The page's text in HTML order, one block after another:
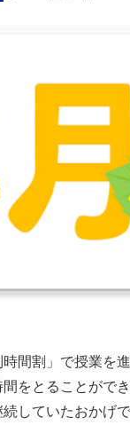
間割」で授業を
をとることがで
していたおかげ